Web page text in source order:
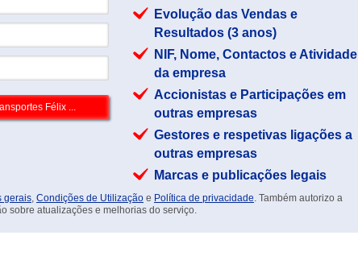
Evolução das Vendas e
Resultados (3 anos)
NIF, Nome, Contactos e Atividade
da empresa
Accionistas e Participações em
outras empresas
Gestores e respetivas ligações a
outras empresas
Marcas e publicações legais
gerais, Condições de Utilização e Política de privacidade. Também autorizo a
sobre atualizações e melhorias do serviço.